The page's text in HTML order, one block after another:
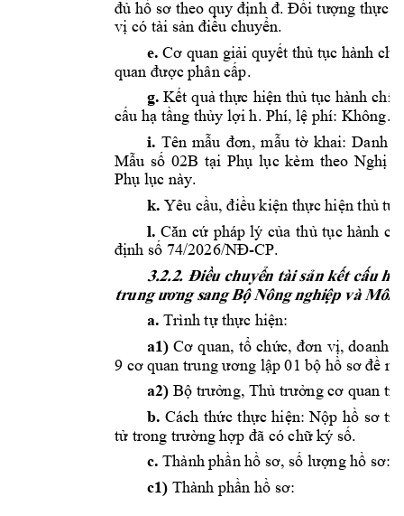
đủ hồ sơ theo quy định đ. Đối tượng thực
vị có tài sản điều chuyển.
e. Cơ quan giải quyết thủ tục hành
quan được phân cấp.
g. Kết quả thực hiện thủ tục hành
cấu hạ tầng thủy lợi h. Phí, lệ phí: Không.
i. Tên mẫu đơn, mẫu tờ khai: Danh
Mẫu số 02B tại Phụ lục kèm theo Nghị
Phụ lục này.
k. Yêu cầu, điều kiện thực hiện thủ tục
l. Căn cứ pháp lý của thủ tục hành
định số 74/2026/NĐ-CP.
3.2.2. Điều chuyển t
àisản kếtcấuhạ
trungương sang BộNông nghiệp và Môi
a. Trình tự thực hiện:
a1) Cơ quan, tổ chức, đơn vị, doanh
9 cơ quan trung ương lập 01 bộ hồ sơ đề
a2) Bộ trưởng, Thủ trưởng cơ quan
b. Cách thức thực hiện: Nộp hồ sơ
tử trong trường hợp đã có chữ ký số.
c. Thành phần hồ sơ, số lượng hồ sơ:
c1) Thành phần hồ sơ: